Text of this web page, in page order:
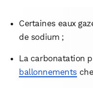
Certaines eaux
de sodium ;
La carbonatation
ballonnements